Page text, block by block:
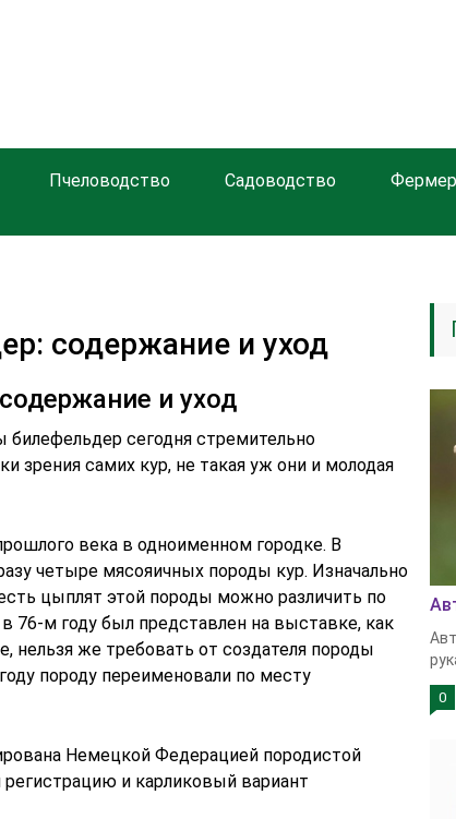
Пчеловодство Садоводство
содержание и уход
и уход
сегодня стремительно
зрения самих кур, не такая уж они и молодая
века в одноименном городке. В
четыре мясояичных породы кур. Изначально
цыплят этой породы можно различить по
76-м году был представлен на выставке, как
нельзя же требовать от создателя породы
породу переименовали по месту
Немецкой Федерацией породистой
и карликовый вариант
0